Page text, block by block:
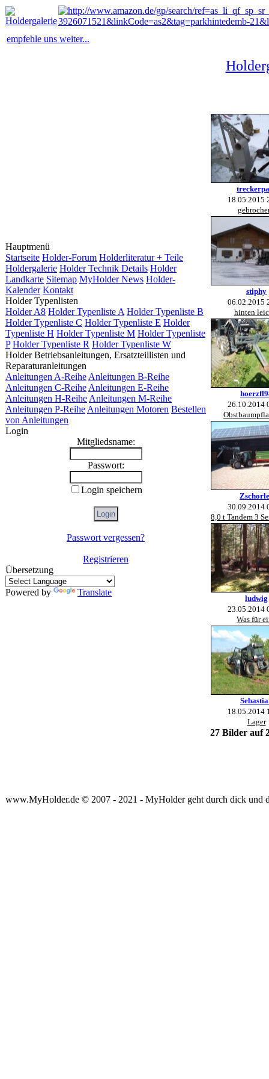
empfehle uns weiter...
Hauptmenü
Startseite Holder-Forum Holderliteratur + Teile
Holdergalerie Holder Technik Details Holder
Landkarte Sitemap MyHolder News Holder-
Kalender Kontakt
Holder Typenlisten
Holder A8 Holder Typenliste A Holder Typenliste B
Holder Typenliste C Holder Typenliste E Holder
Typenliste H Holder Typenliste M Holder Typenliste
P Holder Typenliste R Holder Typenliste W
Holder Betriebsanleitungen, Ersatzteillisten und
Reparaturanleitungen
Anleitungen A-Reihe Anleitungen B-Reihe
Anleitungen C-Reihe Anleitungen E-Reihe
Anleitungen H-Reihe Anleitungen M-Reihe
Anleitungen P-Reihe Anleitungen Motoren Bestellen
von Anleitungen
Login
Mitgliedsname:
Passwort:
Login speichern
Passwort vergessen?
Registrieren
Übersetzung
Powered by Translate
18.05.2015
stiphy
06.02.2015
hinten
26.10.2014
30.09.2014
8,0 t Tandem 3
ludwig
23.05.2014
Was für
18.05.2014
Lager
27 Bilder auf
www.MyHolder.de © 2007 - 2021 - MyHolder geht durch dick und